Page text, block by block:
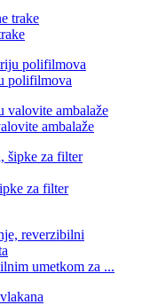
polifilmova
ambalaže
za filter
umetkom za ...